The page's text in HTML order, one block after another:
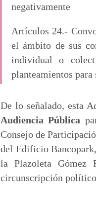
negativamente
Artículos 24.-
el ámbito de sus
individual o
planteamientos
De lo señalado, esta
Audiencia Pública
Consejo de
del Edificio
la Plazoleta Gómez
circunscripción